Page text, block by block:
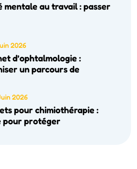
mentale au travail : passer
2026
d’ophtalmologie :
un parcours de
2026
pour chimiothérapie :
pour protéger